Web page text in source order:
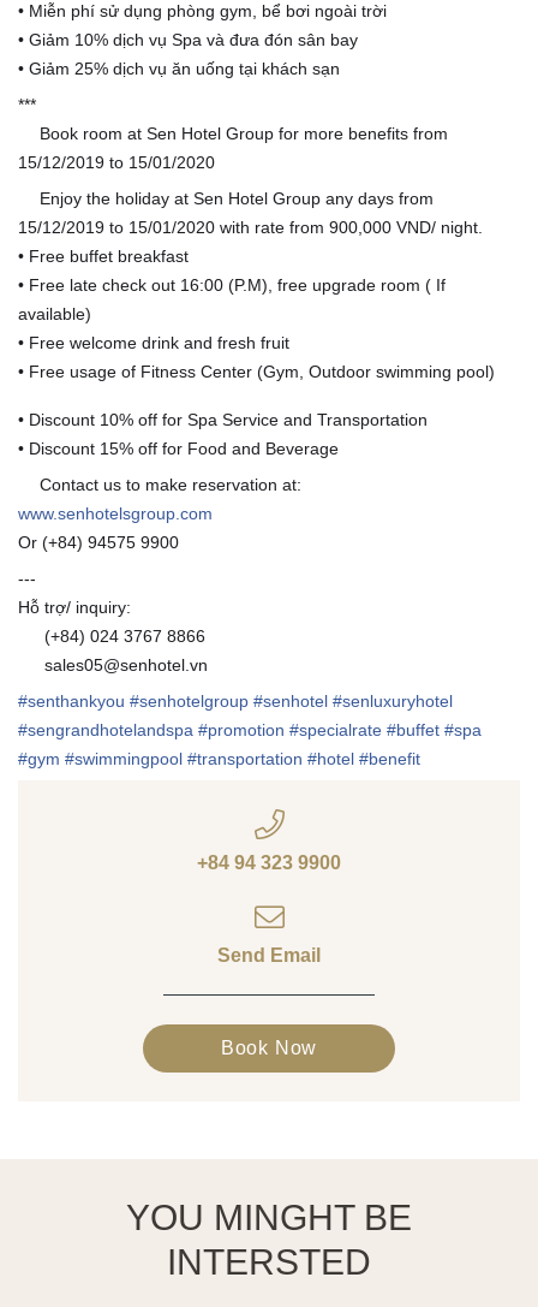
+84 94 323 9900
Send Email
Book Now
• Miễn phí sử dụng phòng gym, bể bơi ngoài trời
• Giảm 10% dịch vụ Spa và đưa đón sân bay
• Giảm 25% dịch vụ ăn uống tại khách sạn
***
Book room at Sen Hotel Group for more benefits from
15/12/2019 to 15/01/2020
Enjoy the holiday at Sen Hotel Group any days from
15/12/2019 to 15/01/2020 with rate from 900,000 VND/ night.
• Free buffet breakfast
• Free late check out 16:00 (P.M), free upgrade room ( If
available)
• Free welcome drink and fresh fruit
• Free usage of Fitness Center (Gym, Outdoor swimming pool)
• Discount 10% off for Spa Service and Transportation
• Discount 15% off for Food and Beverage
👉Contact us to make reservation at:
www.senhotelsgroup.com
Or (+84) 94575 9900
---
Hỗ trợ/ inquiry:
(+84) 024 3767 8866
sales05@senhotel.vn
#senthankyou #senhotelgroup #senhotel #senluxuryhotel
#sengrandhotelandspa #promotion #specialrate #buffet #spa
#gym #swimmingpool #transportation #hotel #benefit
YOU MINGHT BE
INTERSTED